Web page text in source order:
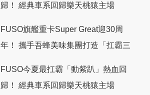
歸！ 經典車系回歸樂天桃猿主場
FUSO旗艦重卡Super Great迎30周
年！ 攜手吾蜂美味集團打造「扛霸三
FUSO今夏最扛霸「動紫趴」熱血回
歸！ 經典車系回歸樂天桃猿主場